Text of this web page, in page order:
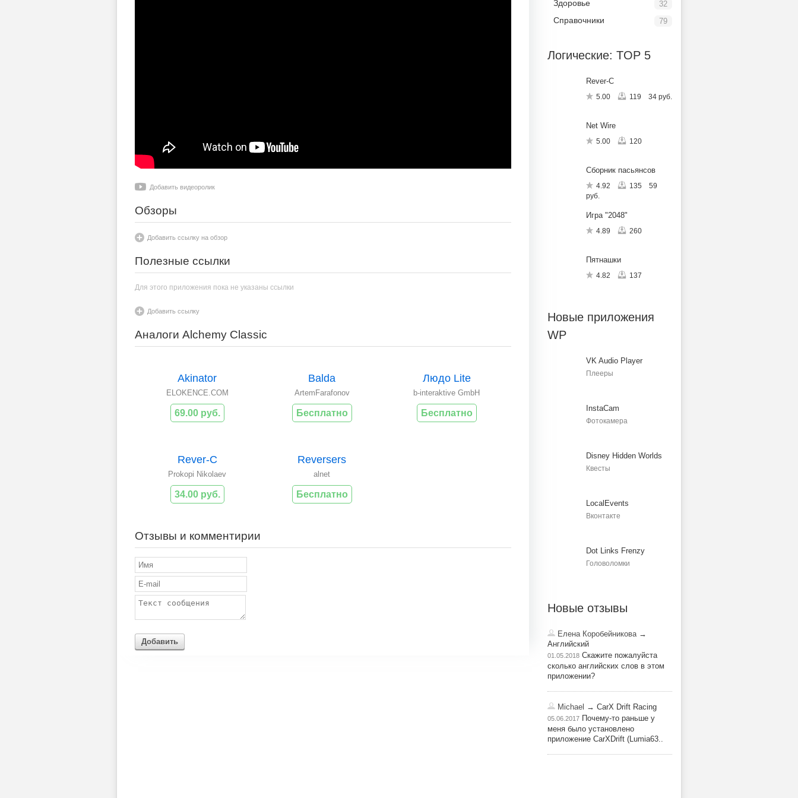
Добавить видеоролик
Обзоры
Добавить ссылку на обзор
Полезные ссылки
Для этого приложения пока не указаны ссылки
Добавить ссылку
Аналоги Alchemy Classic
Akinator
ELOKENCE.COM
69.00 руб.
Balda
ArtemFarafonov
Бесплатно
Людо Lite
b-interaktive GmbH
Бесплатно
Rever-C
Prokopi Nikolaev
34.00 руб.
Reversers
alnet
Бесплатно
Отзывы и комментирии
Добавить
32
Здоровье
79
Справочники
Логические: TOP 5
Rever-C
5.00 119 34 руб.
Net Wire
5.00 120
Сборник пасьянсов
4.92 135
59
руб.
Игра "2048"
4.89 260
Пятнашки
4.82 137
Новые приложения
WP
VK Audio Player
Плееры
InstaCam
Фотокамера
Disney Hidden Worlds
Квесты
LocalEvents
Вконтакте
Dot Links Frenzy
Головоломки
Новые отзывы
Елена Коробейникова→
Английский
01.05.2018 Скажите пожалуйста
сколько английских слов в этом
приложении?
Michael → CarX Drift Racing
05.06.2017 Почему-то раньше у
меня было установлено
приложение CarXDrift (Lumia63..